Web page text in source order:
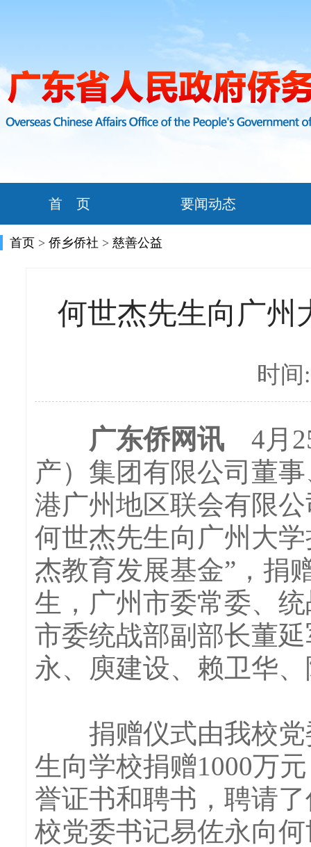
首 页 要闻动态
首页 > 侨乡侨社 > 慈善公益
何世杰先生向广州
时间
广东侨网讯 4月
产）集团有限公司董
港广州地区联会有限
何世杰先生向广州大
杰教育发展基金”，捐
生，广州市委常委、
市委统战部副部长董
永、庾建设、赖卫华
捐赠仪式由我校党
生向学校捐赠1000万
誉证书和聘书，聘请
校党委书记易佐永向